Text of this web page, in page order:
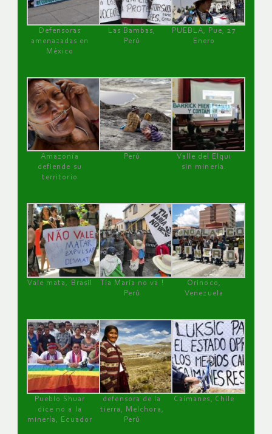
Defensoras
amenazadas en
México
Las Bambas,
Perú
PUEBLA, Pue, 27
Enero
Amazonía
defiende su
territorio
Perú
Valle del Elqui
sin minería.
Vale mata, Brasil
Tía María no va !
Perú
Orinoco,
Venezuela
Pueblo Shuar
dice no a la
minería, Ecuador
defensora de la
tierra, Melchora,
Perú
Caimanes, Chile